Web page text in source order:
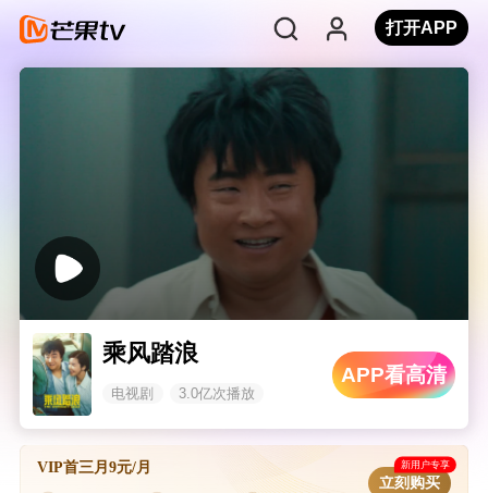
打开APP
乘风踏浪
电视剧 3.0亿次播放
APP看高清
VIP首三月9元/月 新用户专享
立刻购买